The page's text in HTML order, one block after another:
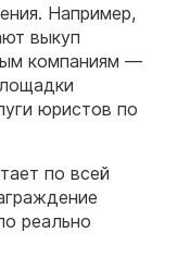
Например,
выкуп
компаниям —
юристов по
по всей
реально